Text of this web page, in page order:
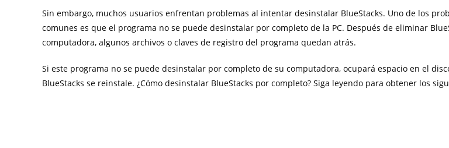
Sin embargo, muchos usuarios enfrentan problemas al intentar desinstalar BlueStacks. Uno de los
comunes es que el programa no se puede desinstalar por completo de la PC. Después de eliminar
computadora, algunos archivos o claves de registro del programa quedan atrás.
Si este programa no se puede desinstalar por completo de su computadora, ocupará espacio en el
BlueStacks se reinstale. ¿Cómo desinstalar BlueStacks por completo? Siga leyendo para obtener los